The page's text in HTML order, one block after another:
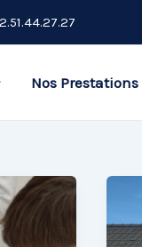
Nos Prestations